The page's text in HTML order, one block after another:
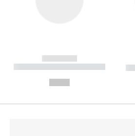
------------
----------- ----------- --------